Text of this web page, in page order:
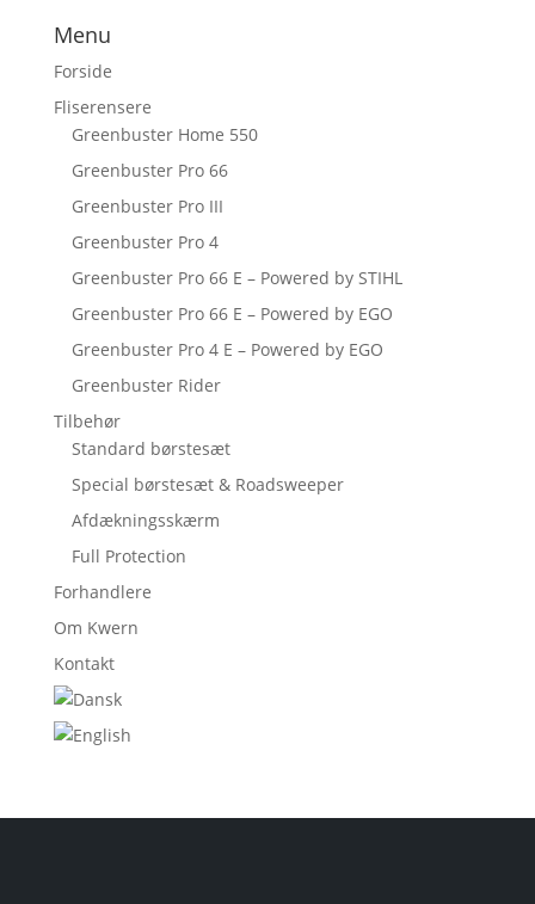
Menu
Forside
Fliserensere
Greenbuster Home 550
Greenbuster Pro 66
Greenbuster Pro III
Greenbuster Pro 4
Greenbuster Pro 66 E – Powered by STIHL
Greenbuster Pro 66 E – Powered by EGO
Greenbuster Pro 4 E – Powered by EGO
Greenbuster Rider
Tilbehør
Standard børstesæt
Special børstesæt & Roadsweeper
Afdækningsskærm
Full Protection
Forhandlere
Om Kwern
Kontakt